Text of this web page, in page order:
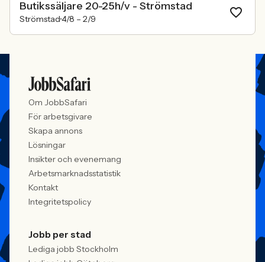
Butikssäljare 20-25h/v - Strömstad
Strömstad4/8 – 2/9
Om JobbSafari
För arbetsgivare
Skapa annons
Lösningar
Insikter och evenemang
Arbetsmarknadsstatistik
Kontakt
Integritetspolicy
Jobb per stad
Lediga jobb Stockholm